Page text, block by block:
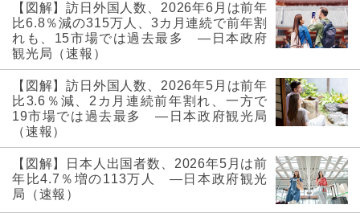
【図解】訪日外国人数、2026年6月は前年
比6.8％減の315万人、3カ月連続で前年割
れも、15市場では過去最多 ―日本政府
観光局（速報）
【図解】訪日外国人数、2026年5月は前年
比3.6％減、2カ月連続前年割れ、一方で
19市場では過去最多 ―日本政府観光局
（速報）
【図解】日本人出国者数、2026年5月は前
年比4.7％増の113万人 ―日本政府観光
局（速報）